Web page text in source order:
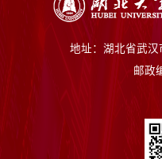
地址：湖北省武汉
邮政